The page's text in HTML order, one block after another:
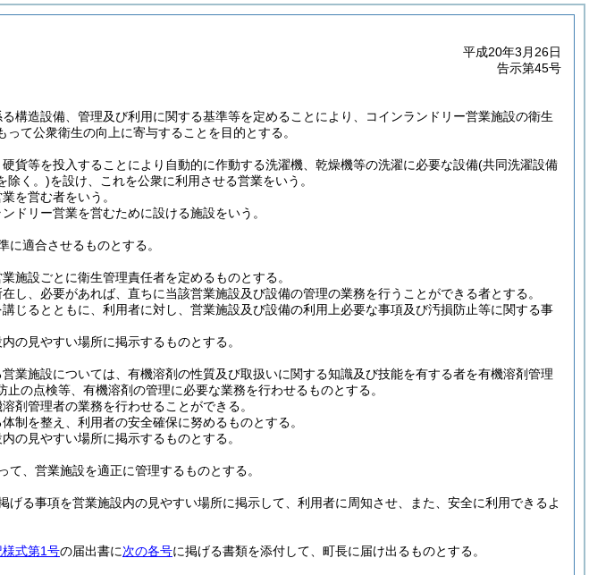
平成20年3月26日
告示第45号
構造設備、管理及び利用に関する基準等を定めることにより、コインランドリー営業施設の衛生
て公衆衛生の向上に寄与することを目的とする。
貨等を投入することにより自動的に作動する洗濯機、乾燥機等の洗濯に必要な設備(共同洗濯設備
除く。)を設け、これを公衆に利用させる営業をいう。
を営む者をいう。
ドリー営業を営むために設ける施設をいう。
に適合させるものとする。
施設ごとに衛生管理責任者を定めるものとする。
し、必要があれば、直ちに当該営業施設及び設備の管理の業務を行うことができる者とする。
じるとともに、利用者に対し、営業施設及び設備の利用上必要な事項及び汚損防止等に関する事
の見やすい場所に掲示するものとする。
業施設については、有機溶剤の性質及び取扱いに関する知識及び技能を有する者を有機溶剤管理
の点検等、有機溶剤の管理に必要な業務を行わせるものとする。
剤管理者の業務を行わせることができる。
制を整え、利用者の安全確保に努めるものとする。
の見やすい場所に掲示するものとする。
て、営業施設を適正に管理するものとする。
げる事項を営業施設内の見やすい場所に掲示して、利用者に周知させ、また、安全に利用できるよ
様式第1号の届出書に次の各号に掲げる書類を添付して、町長に届け出るものとする。